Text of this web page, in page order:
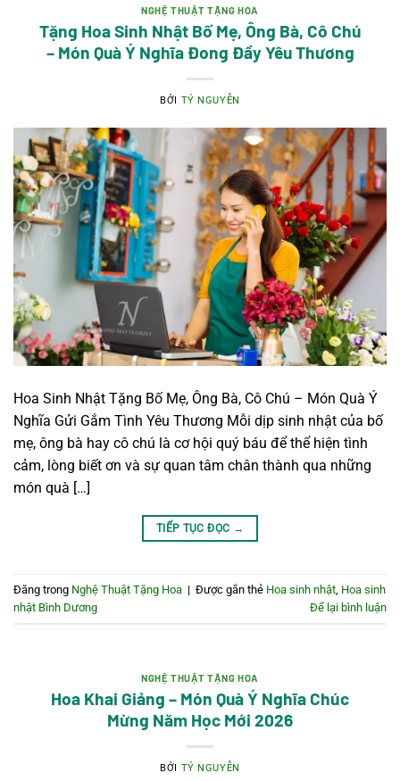
NGHỆ THUẬT TẶNG HOA
Tặng Hoa Sinh Nhật Bố Mẹ, Ông Bà, Cô Chú
– Món Quà Ý Nghĩa Đong Đầy Yêu Thương
BỞI TÝ NGUYỄN
Hoa Sinh Nhật Tặng Bố Mẹ, Ông Bà, Cô Chú – Món Quà Ý
Nghĩa Gửi Gắm Tình Yêu Thương Mỗi dịp sinh nhật của bố
mẹ, ông bà hay cô chú là cơ hội quý báu để thể hiện tình
cảm, lòng biết ơn và sự quan tâm chân thành qua những
món quà […]
TIẾP TỤC ĐỌC →
Đăng trong Nghệ Thuật Tặng Hoa | Được gắn thẻ Hoa sinh nhật Hoa sinh
nhật Bình Dương
Để lại bình luận
NGHỆ THUẬT TẶNG HOA
Hoa Khai Giảng – Món Quà Ý Nghĩa Chúc
Mừng Năm Học Mới 2026
BỞI TÝ NGUYỄN